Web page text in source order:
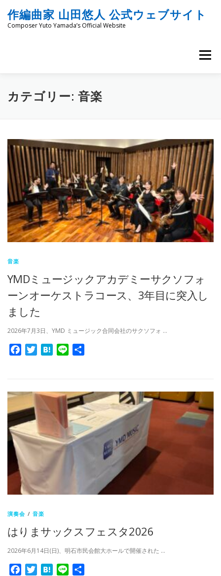
キ
作編曲家 山田悠人 公式ウェブサイト
Composer Yuto Yamada’s Official Website
メニュー
HOME PROFILE WORKS
MATERIALS SNS SCHEDULES CONTACT
LINKS SITEMAP
カテゴリー: 音楽
音楽
YMDミュージックアカデミーサクソフォ
ーンオーケストラコース、3年目に突入し
ました
2026年7月3日、YMD ミュージック合同会社のサクソフォ …
FacebookTwitterHatena
Line
演奏会 /音楽
はりまサックスフェスタ2026
2026年6月14日(日)、明石市民会館大ホールで開催された …
FacebookTwitterHatena
Line